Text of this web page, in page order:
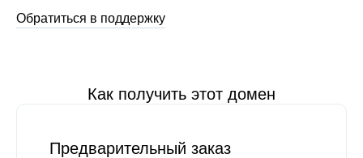
Обратиться в поддержку
Как получить этот домен
Предварительный заказ